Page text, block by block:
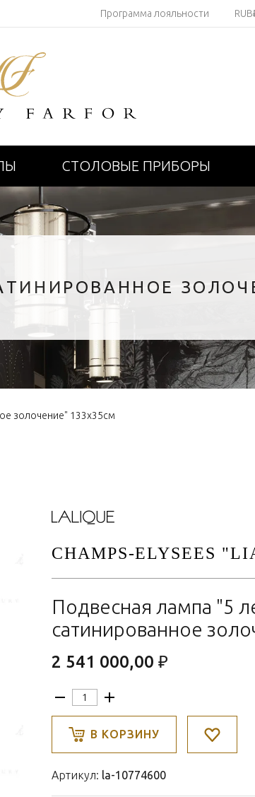
Программа лояльности
СТОЛОВЫЕ ПРИБОРЫ
золочение" 133х35см
CHAMPS-ELYSEES
Подвесная лампа "5
сатинированное
2 541 000,00 ₽
В КОРЗИНУ
Артикул: la-10774600